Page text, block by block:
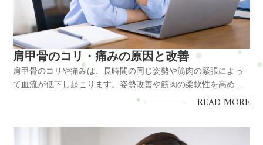
肩甲骨のコリ・痛みの原因と改善
肩甲骨のコリや痛みは、長時間の同じ姿勢や筋肉の緊張によっ
て血流が低下し起こります。姿勢改善や筋肉の柔軟性を高める
ことで予防・改善が可能です。結論肩甲骨のコリは筋肉の硬さ
READ MORE